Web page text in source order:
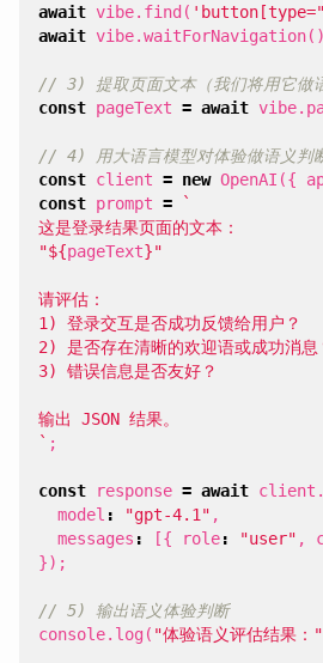
await vibe. find (
await vibe.waitForNavigation
const pageText = await vibe.
const client = new OpenAI ({
const prompt =
"${pageText}
` ;
const response = await client .
model : "gpt-4.1" ,
messages : [{ role: "user" ,
});
console. log( "体验语义评估结果："